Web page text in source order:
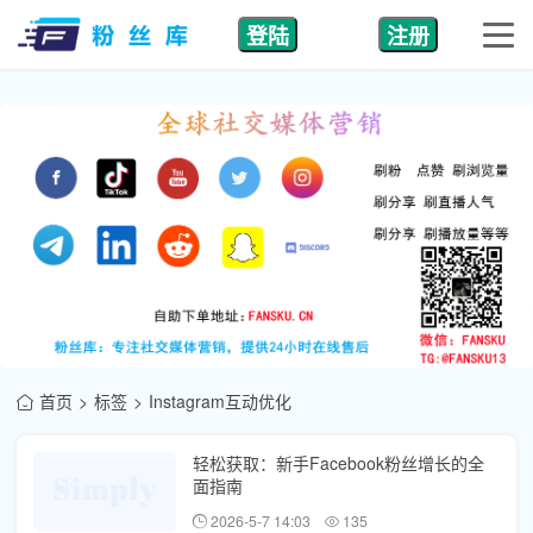
登陆 注册
首页 标签 Instagram互动优化
轻松获取：新手Facebook粉丝增长的全
面指南
2026-5-7 14:03 135